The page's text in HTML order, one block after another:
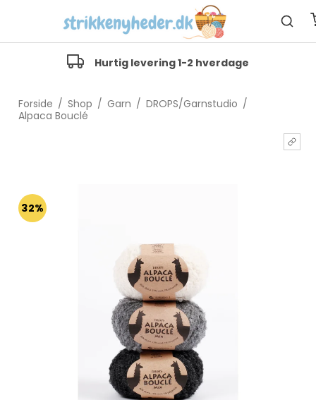
Hurtig levering 1-2 hverdage
Forside / Shop / Garn / DROPS/Garnstudio /
Alpaca Bouclé
32%